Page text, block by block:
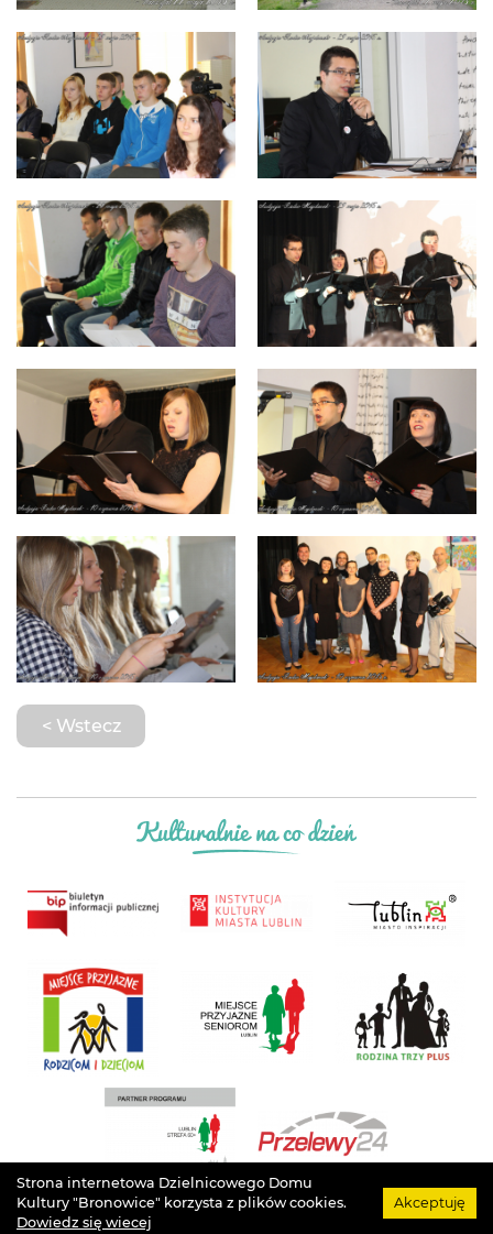
< Wstecz
Projekt Łukasz Drozd . Grafika Agata Szargot
. Prawa
autorskieDzielnicowy Dom Kultury "Bronowice"
Strona internetowa Dzielnicowego Domu
Kultury "Bronowice" korzysta z plików cookies.
Dowiedz się wiecej
Akceptuję